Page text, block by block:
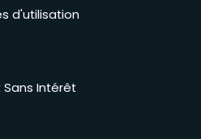
d'utilisation
Intérêt